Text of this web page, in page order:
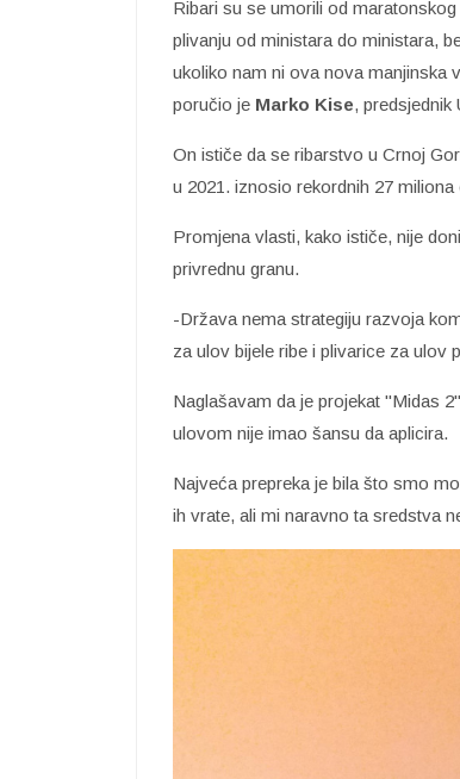
Ribari su se umorili od
plivanju od ministara do ministara,
ukoliko nam ni ova nova manjinska
poručio je Marko Kise, predsjednik
On ističe da se ribarstvo u Crnoj
u 2021. iznosio rekordnih 27 miliona
Promjena vlasti, kako ističe, nije
privrednu granu.
-Država nema strategiju razvoja
za ulov bijele ribe i plivarice za ulov
Naglašavam da je projekat "Midas
ulovom nije imao šansu da aplicira.
Najveća prepreka je bila što smo
ih vrate, ali mi naravno ta sredstva